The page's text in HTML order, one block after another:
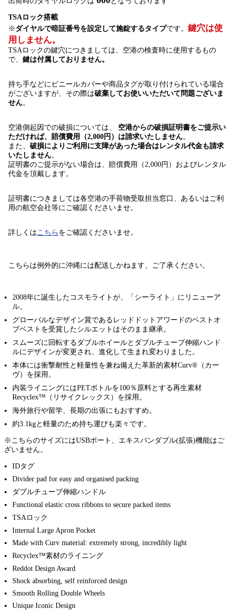
TSAロック搭載
※ ダイヤルで暗証番号を設定して施錠するタイプです。 鍵穴は使
用しません。
TSAロックの鍵穴につきましては、空港の検査時に使用するもの
で、 鍵は付属しておりません。
持ち手などにビニールカバーや商品タグが取り付けられている場合
がございますが、その際は破棄してお使いいただいて問題ございま
せん。
空港側起因での破損については、 空港からの破損証明書をご提示い
ただければ、賠償費用（2,000円）は請求いたしません。
また、 破損によりご利用に支障があった場合はレンタル代金も請求
いたしません。
証明書のご提示がない場合は、賠償費用（2,000円）およびレンタル
代金を頂戴します。
証明書につきましては各空港の手荷物受取担当窓口、あるいはご利
用の航空会社等にご確認くださいませ。
詳しくは こちら をご確認くださいませ。
こちらは例外的に沖縄には配送しかねます 、ご了承ください。
2008年に誕生したコスモライトが、「シーライト」にリニューア
ル。
グローバルなデザイン賞であるレッドドットアワードのベストオ
ブベストを受賞したシルエットはそのまま継承。
スムーズに回転するダブルホイールとダブルチューブ伸縮ハンド
ルにデザインが変更され、進化して生まれ変わりました。
本体には衝撃耐性と軽量性を兼ね備えた革新的素材Curv®（カー
ヴ）を採用。
内装ライニングにはPETボトルを100％原料とする再生素材
Recyclex™（リサイクレックス）を採用。
海外旅行や留学、長期の出張にもおすすめ。
約3.1kgと軽量のため持ち運びも楽々です。
※こちらのサイズにはUSBポート、エキスパンダブル(拡張)機能はご
ざいません。
IDタグ
Divider pad for easy and organised packing
ダブルチューブ伸縮ハンドル
Functional elastic cross ribbons to secure packed items
TSAロック
Internal Large Apron Pocket
Made with Curv material: extremely strong, incredibly light
Recyclex™素材のライニング
Reddot Design Award
Shock absorbing, self reinforced design
Smooth Rolling Double Wheels
Unique Iconic Design